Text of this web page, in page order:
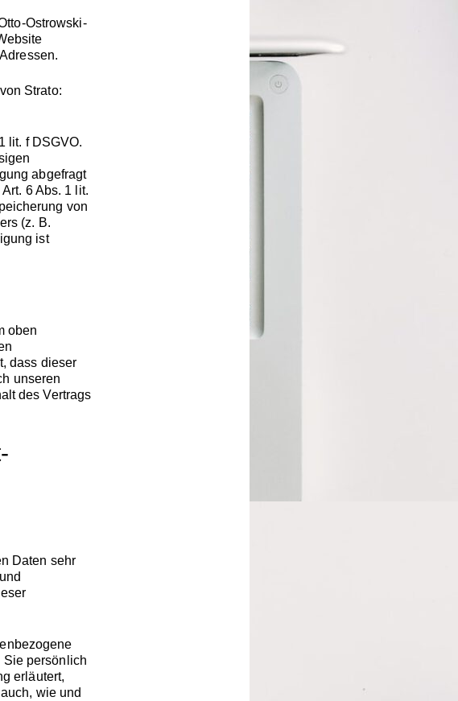
Ostrowski-
Strato:
lit. f DSGVO.
abgefragt
6 Abs. 1 lit.
von
(z. B.
ist
oben
dass dieser
unseren
des Vertrags
Daten sehr
Sie persönlich
erläutert,
wie und